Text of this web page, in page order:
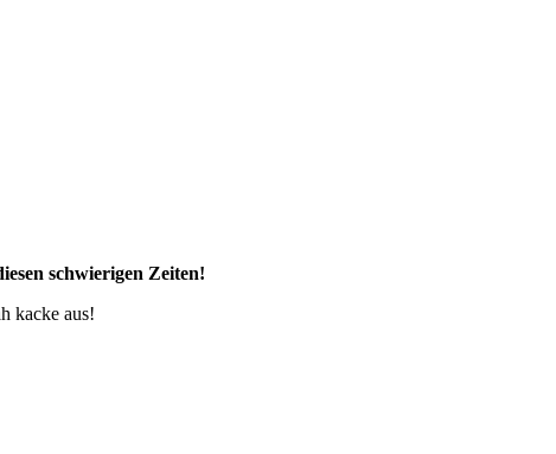
schwierigen Zeiten!
kacke aus!